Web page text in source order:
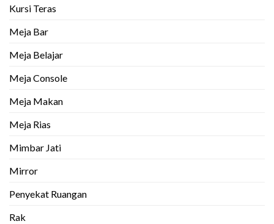
Kursi Teras
Meja Bar
Meja Belajar
Meja Console
Meja Makan
Meja Rias
Mimbar Jati
Mirror
Penyekat Ruangan
Rak